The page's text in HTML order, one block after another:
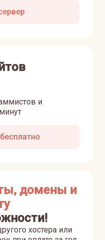
и
домены и
хостера или